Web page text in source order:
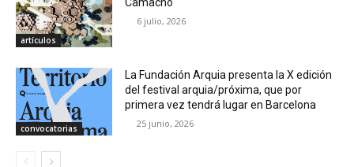
artículos
6 julio, 2026
convocatorias
La Fundación Arquia presenta la X edición
del festival arquia/próxima, que por
primera vez tendrá lugar en Barcelona
25 junio, 2026